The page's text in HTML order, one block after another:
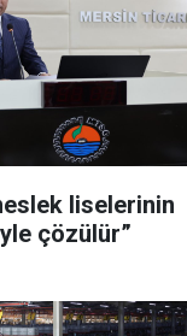
liselerinin
çözülür”